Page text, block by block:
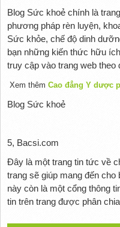
Blog Sức khoẻ chính là
phương pháp rèn luyện,
Sức khỏe, chế độ dinh
bạn những kiến thức hữu
truy cập vào trang web theo
Xem thêm Cao đẳng Y dược
Blog Sức khoẻ
5, Bacsi.com
Đây là một trang tin tức về
trang sẽ giúp mang đến
này còn là một cổng thông
tin trên trang được phân